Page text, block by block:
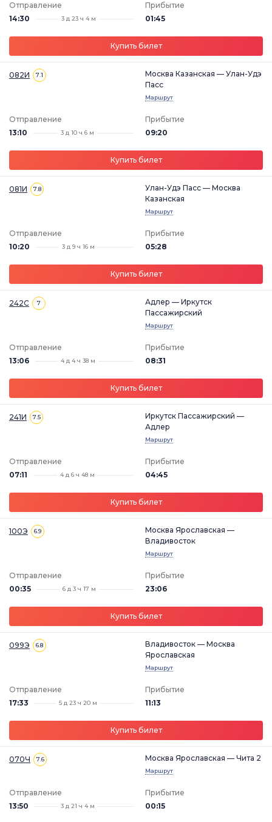
Отправление
14:30
3 д 23 ч 4 м
Прибытие
01:45
Купить билет
082И 7.1
Москва Казанская — Улан-Удэ
Пасс
Маршрут
Отправление
13:10
3 д 10 ч 6 м
Прибытие
09:20
Купить билет
081И 7.8
Улан-Удэ Пасс — Москва
Казанская
Маршрут
Отправление
10:20
3 д 9 ч 16 м
Прибытие
05:28
Купить билет
242С 7
Адлер — Иркутск
Пассажирский
Маршрут
Отправление
13:06
4 д 4 ч 38 м
Прибытие
08:31
Купить билет
241И 7.5
Иркутск Пассажирский —
Адлер
Маршрут
Отправление
07:11
4 д 6 ч 48 м
Прибытие
04:45
Купить билет
100Э 6.9
Москва Ярославская —
Владивосток
Маршрут
Отправление
00:35
6 д 3 ч 17 м
Прибытие
23:06
Купить билет
099Э 6.8
Владивосток — Москва
Ярославская
Маршрут
Отправление
17:33
5 д 23 ч 20 м
Прибытие
11:13
Купить билет
070Ч 7.6 Москва Ярославская — Чита 2
Маршрут
Отправление
13:50
3 д 21 ч 4 м
Прибытие
00:15